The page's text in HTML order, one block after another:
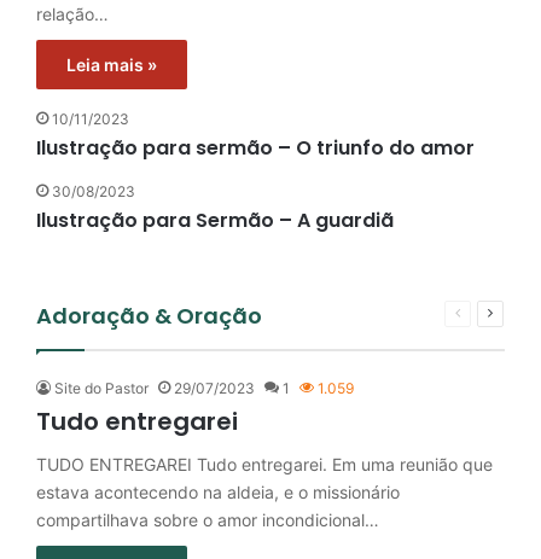
relação…
Leia mais »
10/11/2023
Ilustração para sermão – O triunfo do amor
30/08/2023
Ilustração para Sermão – A guardiã
Adoração & Oração
Página
Site do Pastor 29/07/2023 1 1.059
Tudo entregarei
TUDO ENTREGAREI Tudo entregarei. Em uma reunião que
estava acontecendo na aldeia, e o missionário
compartilhava sobre o amor incondicional…